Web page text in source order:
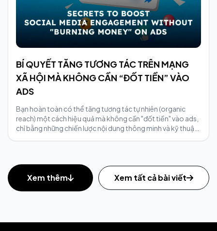
BÍ QUYẾT TĂNG TƯƠNG TÁC TRÊN MẠNG
XÃ HỘI MÀ KHÔNG CẦN “ĐỐT TIỀN” VÀO
ADS
Bạn hoàn toàn có thể tăng tương tác tự nhiên (organic
reach) một cách hiệu quả mà không cần "đốt tiền" vào ads,
chỉ bằng những chiến lược nội dung thông minh và kỹ thuật
Xem thêm Xem tất cả bài viết